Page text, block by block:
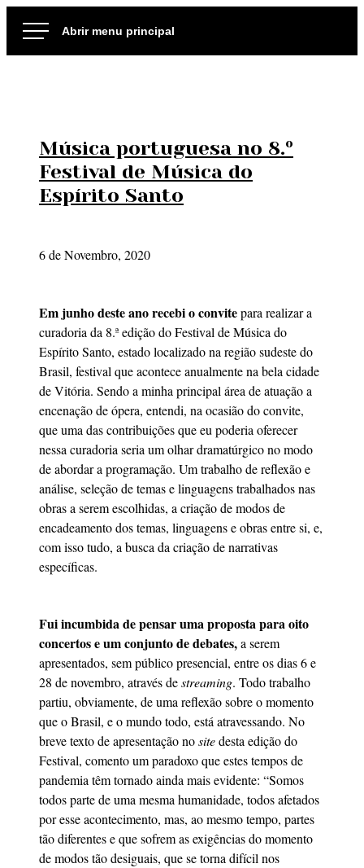
para
o
Música portuguesa no 8.º
Festival de Música do
Espírito Santo
6 de Novembro, 2020
Em junho deste ano recebi o convitepara realizar a
curadoria da 8.ª edição do Festival de Música do
Espírito Santo, estado localizado na região sudeste do
Brasil, festival que acontece anualmente na bela cidade
de Vitória. Sendo a minha principal área de atuação a
encenação de ópera, entendi, na ocasião do convite,
que uma das contribuições que eu poderia oferecer
nessa curadoria seria um olhar dramatúrgico no modo
de abordar a programação. Um trabalho de reflexão e
análise, seleção de temas e linguagens trabalhados nas
obras a serem escolhidas, a criação de modos de
encadeamento dos temas, linguagens e obras entre si, e,
com isso tudo, a busca da criação de narrativas
específicas.
Fui incumbida de pensar uma proposta para oito
concertos e um conjunto de debates,a serem
apresentados, sem público presencial, entre os dias 6 e
28 de novembro, através destreaming. Todo trabalho
partiu, obviamente, de uma reflexão sobre o momento
que o Brasil, e o mundo todo, está atravessando. No
breve texto de apresentação nositedesta edição do
Festival, comento um paradoxo que estes tempos de
pandemia têm tornado ainda mais evidente: “Somos
todos parte de uma mesma humanidade, todos afetados
por esse acontecimento, mas, ao mesmo tempo, partes
tão diferentes e que sofrem as exigências do momento
de modos tão desiguais, que se torna difícil nos